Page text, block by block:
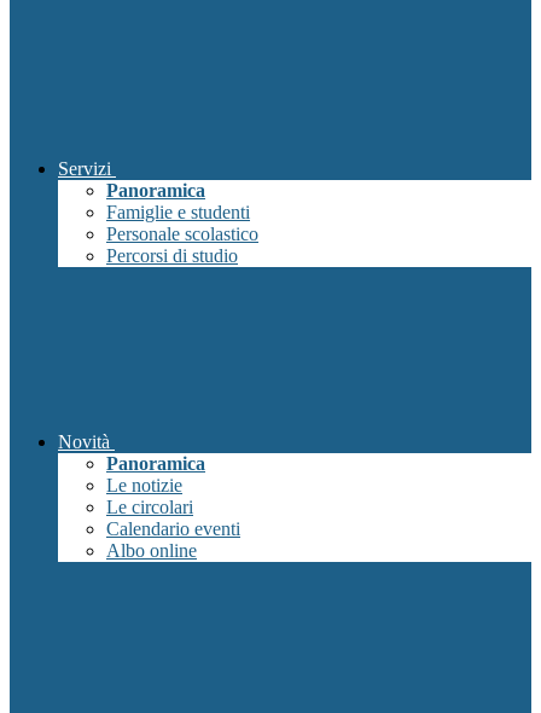
Servizi
Panoramica
Famiglie e studenti
Personale scolastico
Percorsi di studio
Novità
Panoramica
Le notizie
Le circolari
Calendario eventi
Albo online